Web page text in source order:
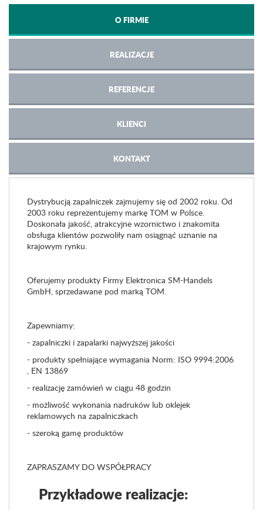
O FIRMIE
REALIZACJE
REFERENCJE
KLIENCI
KONTAKT
Dystrybucją zapalniczek zajmujemy się od 2002 roku. Od
2003 roku reprezentujemy markę TOM w Polsce.
Doskonała jakość, atrakcyjne wzornictwo i znakomita
obsługa klientów pozwoliły nam osiągnąć uznanie na
krajowym rynku.
Oferujemy produkty Firmy Elektronica SM-Handels
GmbH, sprzedawane pod marką TOM.
Zapewniamy:
- zapalniczki i zapalarki najwyższej jakości
- produkty spełniające wymagania Norm: ISO 9994:2006
, EN 13869
- realizację zamówień w ciągu 48 godzin
- możliwość wykonania nadruków lub oklejek
reklamowych na zapalniczkach
- szeroką gamę produktów
ZAPRASZAMY DO WSPÓŁPRACY
Przykładowe realizacje: